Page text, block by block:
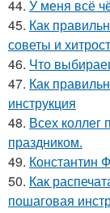
44. У меня всё
45. Как
советы и
46. Что
47. Как
инструкция
48. Всех
праздником.
49. Константин
50. Как
пошаговая